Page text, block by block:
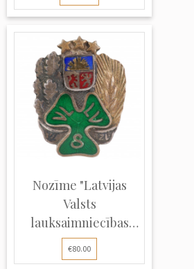
Nozīme "Latvijas
Valsts
lauksaimniecības
vidu...
€80.00